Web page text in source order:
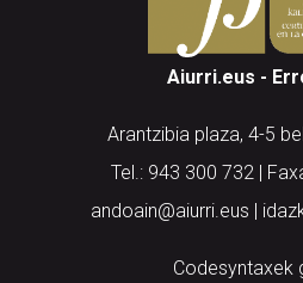
Aiurri.eus -
Arantzibia plaza, 4-5
Tel.: 943 300 732 |
andoain@aiurri.eus |
Codesyntaxek